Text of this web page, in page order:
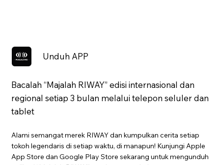
Unduh APP
Bacalah “Majalah RIWAY” edisi internasional dan
regional setiap 3 bulan melalui telepon seluler dan
tablet
Alami semangat merek RIWAY dan kumpulkan cerita setiap
tokoh legendaris di setiap waktu, di manapun! Kunjungi Apple
App Store dan Google Play Store sekarang untuk mengunduh